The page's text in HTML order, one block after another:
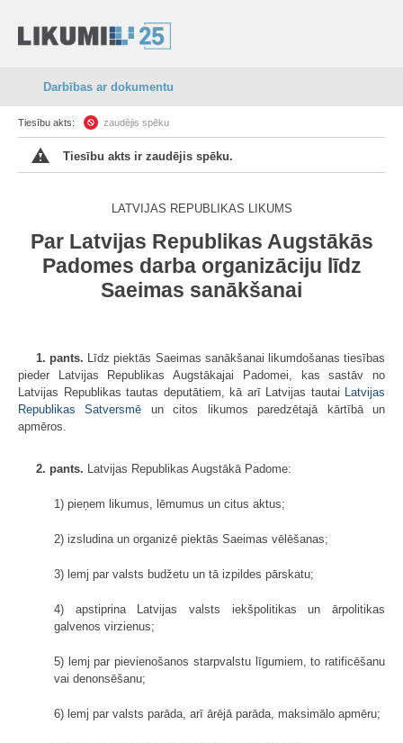
Darbības ar dokumentu
Tiesību akts: zaudējis spēku
Tiesību akts ir zaudējis spēku.
LATVIJAS REPUBLIKAS LIKUMS
Par Latvijas Republikas Augstākās
Padomes darba organizāciju līdz
Saeimas sanākšanai
1. pants. Līdz piektās Saeimas sanākšanai likumdošanas tiesības
pieder Latvijas Republikas Augstākajai Padomei, kas sastāv no
Latvijas Republikas tautas deputātiem, kā arī Latvijas tautai
Latvijas
Republikas Satversmē un citos likumos paredzētajā kārtībā un
apmēros.
2. pants. Latvijas Republikas Augstākā Padome:
1) pieņem likumus, lēmumus un citus aktus;
2) izsludina un organizē piektās Saeimas vēlēšanas;
3) lemj par valsts budžetu un tā izpildes pārskatu;
4) apstiprina Latvijas valsts iekšpolitikas un ārpolitikas
galvenos virzienus;
5) lemj par pievienošanos starpvalstu līgumiem, to ratificēšanu
vai denonsēšanu;
6) lemj par valsts parāda, arī ārējā parāda, maksimālo apmēru;